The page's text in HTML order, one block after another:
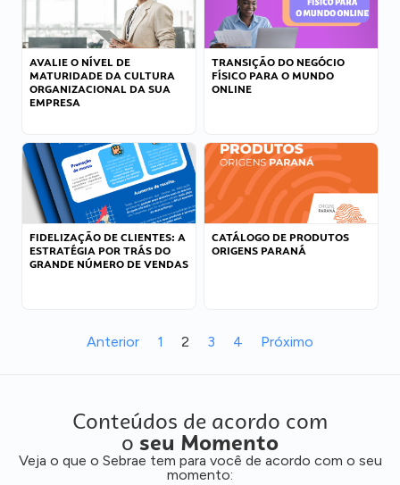
AVALIE O NÍVEL DE
MATURIDADE DA CULTURA
ORGANIZACIONAL DA SUA
EMPRESA
TRANSIÇÃO DO NEGÓCIO
FÍSICO PARA O MUNDO
ONLINE
FIDELIZAÇÃO DE CLIENTES: A
ESTRATÉGIA POR TRÁS DO
GRANDE NÚMERO DE VENDAS
CATÁLOGO DE PRODUTOS
ORIGENS PARANÁ
Anterior 1 2 3 4 Próximo
Conteúdos de acordo com
o seu Momento
Veja o que o Sebrae tem para você de acordo com o seu
momento: